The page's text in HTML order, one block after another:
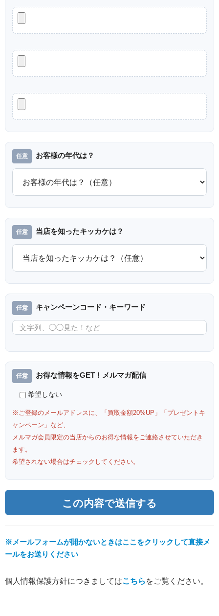
お客様の年代は？
当店を知ったキッカケは？
キャンペーンコード・キーワード
お得な情報をGET！メルマガ配信
希望しない
※ご登録のメールアドレスに、「買取金額20%UP」「プレゼントキ
ャンペーン」など、
メルマガ会員限定の当店からのお得な情報をご連絡させていただき
ます。
希望されない場合はチェックしてください。
※メールフォームが開かないときはここをクリックして直接メ
ールをお送りください
個人情報保護方針につきましてはこちら をご覧ください。